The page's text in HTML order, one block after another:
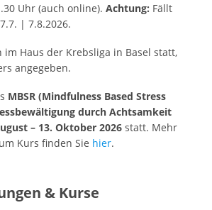
Uhr (auch online). Achtung: Fällt
| 7.8.2026.
im Haus der Krebsliga in Basel statt,
angegeben.
MBSR (Mindfulness Based Stress
durch Achtsamkeit
– 13. Oktober 2026 statt. Mehr
Kurs finden Sie hier.
& Kurse